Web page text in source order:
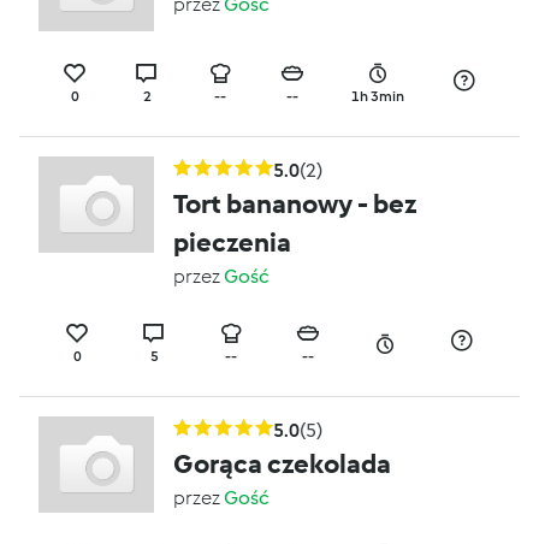
0 2 -- -- 1h 3min
5.0(2)
Tort bananowy - bez
pieczenia
przezGość
0 5 -- --
5.0(5)
Gorąca czekolada
przezGość